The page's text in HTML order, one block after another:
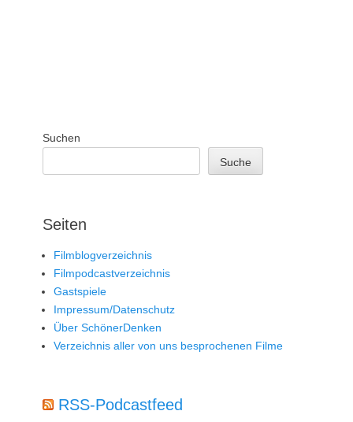
Suchen
Suche
Seiten
Filmblogverzeichnis
Filmpodcastverzeichnis
Gastspiele
Impressum/Datenschutz
Über SchönerDenken
Verzeichnis aller von uns besprochenen Filme
RSS-Podcastfeed